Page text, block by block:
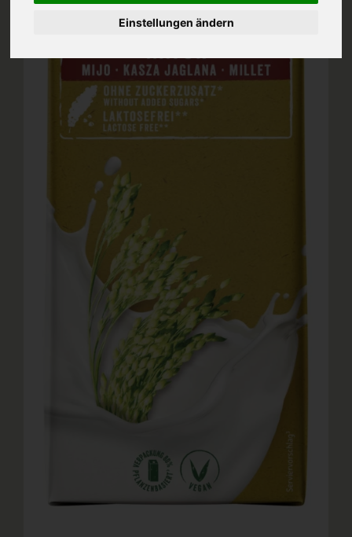
Einstellungen ändern